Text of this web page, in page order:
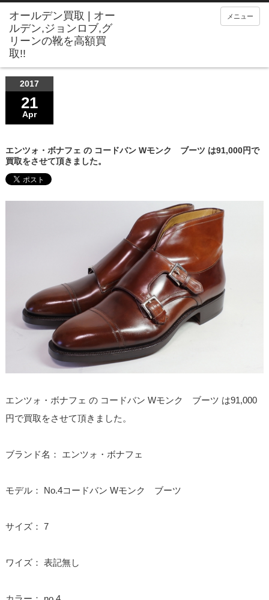
メニュー
2017
21
Apr
エンツォ・ボナフェ の コードバン Wモンク ブーツ は91,000円で
買取をさせて頂きました。
エンツォ・ボナフェ の コードバン Wモンク ブーツ は91,000
円で買取をさせて頂きました。
ブランド名： エンツォ・ボナフェ
モデル： No.4コードバン Wモンク ブーツ
サイズ： 7
ワイズ： 表記無し